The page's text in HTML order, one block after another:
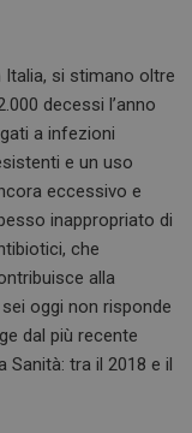
Italia, si stimano oltre
decessi l’anno
a infezioni
e un uso
eccessivo e
inappropriato di
che
alla
oggi non risponde
dal più recente
Sanità: tra il 2018 e il
1 anno 1
mese
LLC